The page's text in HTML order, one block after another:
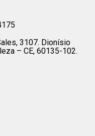
3107. Dionísio
– CE, 60135-102.